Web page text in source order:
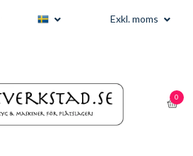
Exkl. moms
0